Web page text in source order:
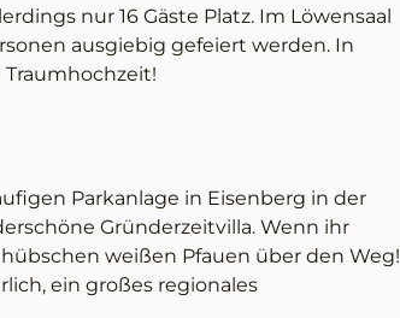
nur 16 Gäste Platz. Im Löwensaal
ausgiebig gefeiert werden. In
Parkanlage in Eisenberg in der
Gründerzeitvilla. Wenn ihr
weißen Pfauen über den Weg!
ein großes regionales